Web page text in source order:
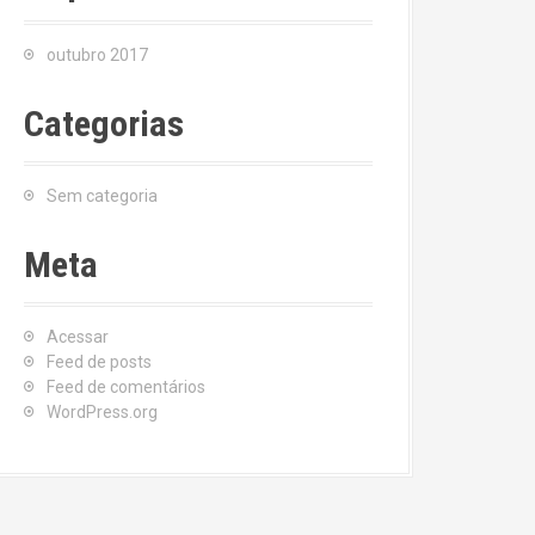
outubro 2017
Categorias
Sem categoria
Meta
Acessar
Feed de posts
Feed de comentários
WordPress.org